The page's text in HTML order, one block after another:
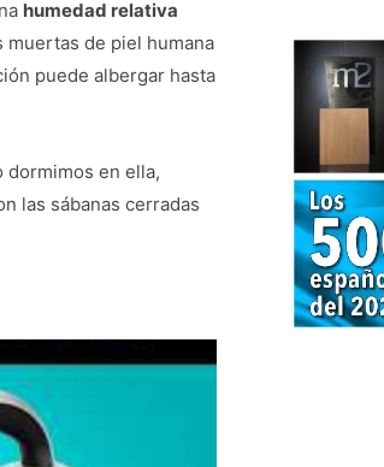
humedad relativa
muertas de piel humana
puede albergar hasta
en ella,
las sábanas cerradas